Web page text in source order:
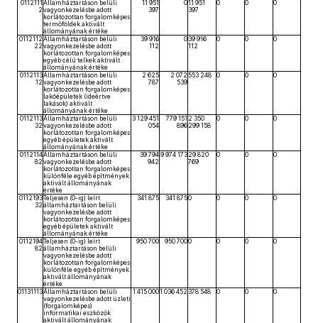
0112111
2
Államháztartáson belüli
vagyonkezelésbe adott
korlátozottan forgalomképes
termőföldek aktivált
állományának értéke
11 951
397
011 951
397
0 0 0
0112112
22
Államháztartáson belüli
vagyonkezelésbe adott
korlátozottan forgalomképes
egyéb célú telkek aktivált
állományának értéke
39 916
112
0 39 916
112
0 0 0
0112113
12
Államháztartáson belüli
vagyonkezelésbe adott
korlátozottan forgalomképes
lakóépületek (ideértve
lakások) aktivált
állományának értéke
2 625
787
2 072
539
553 248 0 0 0
0112113
32
Államháztartáson belüli
vagyonkezelésbe adott
korlátozottan forgalomképes
egyéb épületek aktivált
állományának értéke
3 129 451
054
779 151
896
2 350
299 158
0 0 0
0112114
82
Államháztartáson belüli
vagyonkezelésbe adott
korlátozottan forgalomképes
különféle egyéb építmények
aktivált állományának
értéke
39 794
942
9 974 173 29 820
769
0 0 0
0112193
32
Teljesen (0-ig) leírt
államháztartáson belüli
vagyonkezelésbe adott
korlátozottan forgalomképes
egyéb épületek aktivált
állományának értéke
341 875 341 8750 0 0 0
0112194
82
Teljesen (0-ig) leírt
államháztartáson belüli
vagyonkezelésbe adott
korlátozottan forgalomképes
különféle egyéb építmények
aktivált állományának
értéke
950 700 950 7000 0 0 0
01131113Államháztartáson belüli
vagyonkezelésbe adott üzleti
(forgalomképes)
informatikai eszközök
aktivált állományának
1 415 0001 036 452 378 548 0 0 0